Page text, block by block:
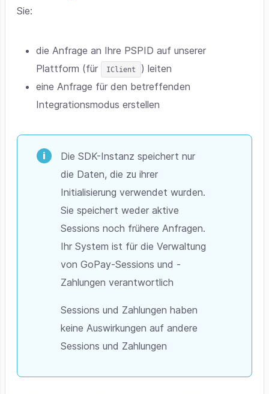
Sie:
die Anfrage an Ihre PSPID auf unserer
Plattform (für
IClient
) leiten
eine Anfrage für den betreffenden
Integrationsmodus erstellen
Die SDK-Instanz speichert nur
die Daten, die zu ihrer
Initialisierung verwendet wurden.
Sie speichert weder aktive
Sessions noch frühere Anfragen.
Ihr System ist für die Verwaltung
von GoPay-Sessions und -
Zahlungen verantwortlich
Sessions und Zahlungen haben
keine Auswirkungen auf andere
Sessions und Zahlungen